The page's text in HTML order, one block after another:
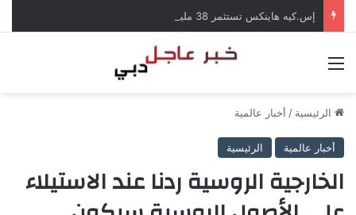
الرئيسية / أخبار عالمية
أخبار عالمية الرئيسية
الخارجية الروسية ردنا عند الاستيلاء